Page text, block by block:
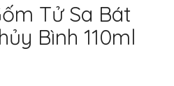
Tử Sa Bát
Bình 110ml